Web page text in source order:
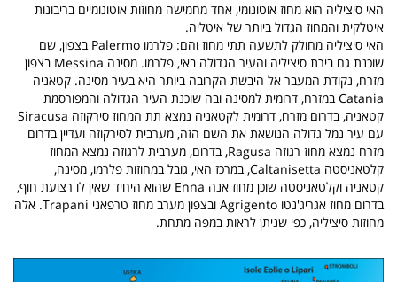
האי סיציליה הוא מחוז אוטונומי, אחד מחמישה מחוזות אוטונומיים בריבונות
איטלקית והמחוז הגדול ביותר של איטליה.
האי סיציליה מחולק לתשעה תתי מחוז והם: פלרמו Palermo בצפון, שם
שוכנת גם בירת סיציליה והעיר הגדולה באי, פלרמו. מסינה Messina בצפון
מזרח, נקודת המעבר אל היבשת הקרובה ביותר היא בעיר מסינה. קטאניה
Catania במזרח, דרומית למסינה ובה שוכנת העיר הגדולה והמפורסמת
קטאניה, בדרום מזרח, דרומית לקטאניה נמצא תת המחוז סירקוזה Siracusa
עם עיר נמל גדולה הנושאת את השם הזה, מערבית לסירקוזה ועדיין בדרום
מזרח נמצא מחוז רגוזה Ragusa, בדרום, מערבית לרגוזה נמצא המחוז
קלטאניסטה Caltanisetta, במרכז האי, גובל במחוזות פלרמו, מסינה,
קטאניה וקלטאניסטה שוכן מחוז אנה Enna שהוא היחיד שאין לו רצועת חוף,
בדרום מחוז אגריג'נטו Agrigento ובצפון מערב מחוז טרפאני Trapani. אלה
מחוזות סיציליה, כפי שניתן לראות במפה מתחת.